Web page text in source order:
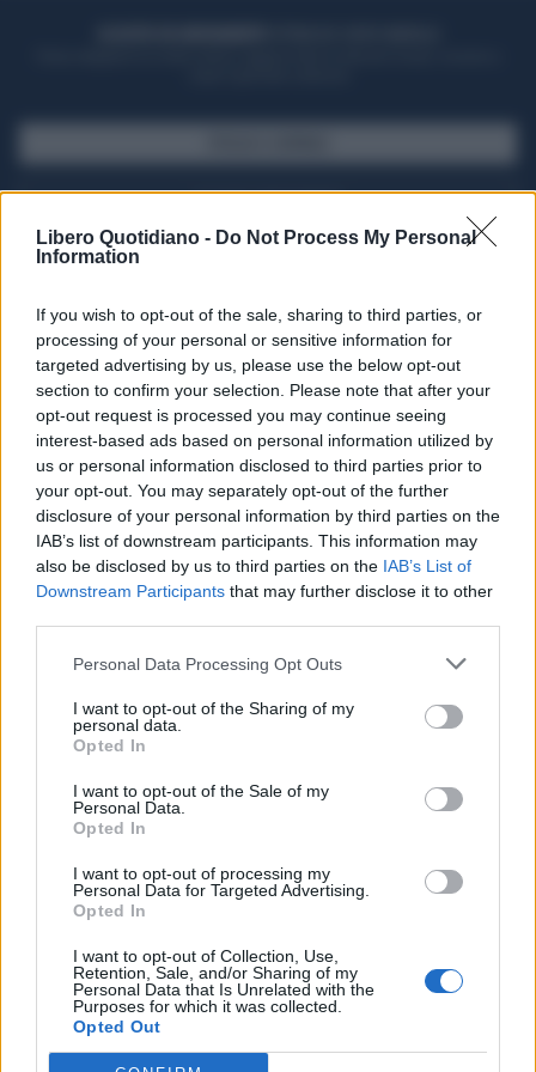
Libero Quotidiano - Do Not Process My Personal
Information
If you wish to opt-out of the sale, sharing to third parties, or
processing of your personal or sensitive information for
targeted advertising by us, please use the below opt-out
section to confirm your selection. Please note that after your
opt-out request is processed you may continue seeing
interest-based ads based on personal information utilized by
us or personal information disclosed to third parties prior to
your opt-out. You may separately opt-out of the further
disclosure of your personal information by third parties on the
IAB’s list of downstream participants. This information may
also be disclosed by us to third parties on the IAB’s List of
Downstream Participants that may further disclose it to other
Personal Data Processing Opt Outs
I want to opt-out of the Sharing of my
personal data.
Opted In
I want to opt-out of the Sale of my
Personal Data.
Opted In
I want to opt-out of processing my
Personal Data for Targeted Advertising.
Opted In
I want to opt-out of Collection, Use,
Retention, Sale, and/or Sharing of my
Personal Data that Is Unrelated with the
Purposes for which it was collected.
Opted Out
Seguici su Google Discover
Segui Libero Quotidiano su Google Discover
Scegli Libero Quotidiano come fonte preferita
SPETTACOLI
SCIENZA E TECH
Libero ShoppingContattiPubblicitàCookie policy
Condizioni generali